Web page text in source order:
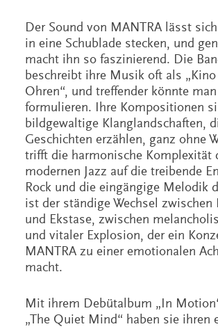
Der Sound von MANTRA lässt
in eine Schublade stecken, und
macht ihn so faszinierend. Die
beschreibt ihre Musik oft als
Ohren“, und treffender könnte
formulieren. Ihre Kompositionen
bildgewaltige Klanglandschaften,
Geschichten erzählen, ganz ohne
trifft die harmonische Komplexität
modernen Jazz auf die treibende
Rock und die eingängige Melodik
ist der ständige Wechsel
und Ekstase, zwischen
und vitaler Explosion, der ein
MANTRA zu einer emotionalen
macht.
Mit ihrem Debütalbum „In
„The Quiet Mind“ haben sie ihren